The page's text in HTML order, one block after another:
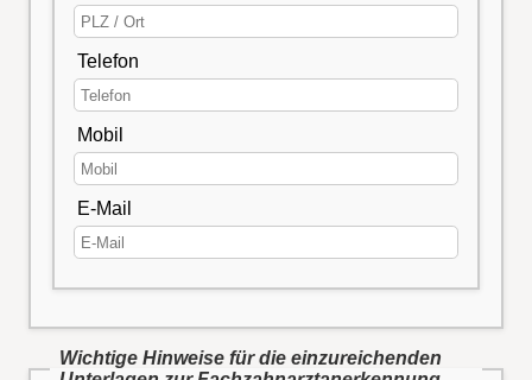
Telefon
Mobil
E-Mail
Wichtige Hinweise für die einzureichenden